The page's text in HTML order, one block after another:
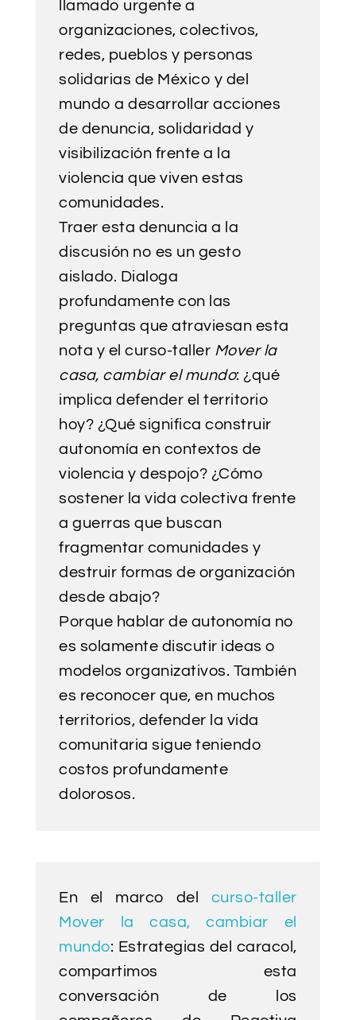
llamado urgente a
organizaciones, colectivos,
redes, pueblos y personas
solidarias de México y del
mundo a desarrollar acciones
de denuncia, solidaridad y
visibilización frente a la
violencia que viven estas
comunidades.
Traer esta denuncia a la
discusión no es un gesto
aislado. Dialoga
profundamente con las
preguntas que atraviesan esta
nota y el curso-taller Mover la
casa, cambiar el mundo: ¿qué
implica defender el territorio
hoy? ¿Qué significa construir
autonomía en contextos de
violencia y despojo? ¿Cómo
sostener la vida colectiva frente
a guerras que buscan
fragmentar comunidades y
destruir formas de organización
desde abajo?
Porque hablar de autonomía no
es solamente discutir ideas o
modelos organizativos. También
es reconocer que, en muchos
territorios, defender la vida
comunitaria sigue teniendo
costos profundamente
dolorosos.
En el marco del curso-taller
Mover la casa, cambiar el
mundo: Estrategias del caracol,
compartimos esta
conversación de los